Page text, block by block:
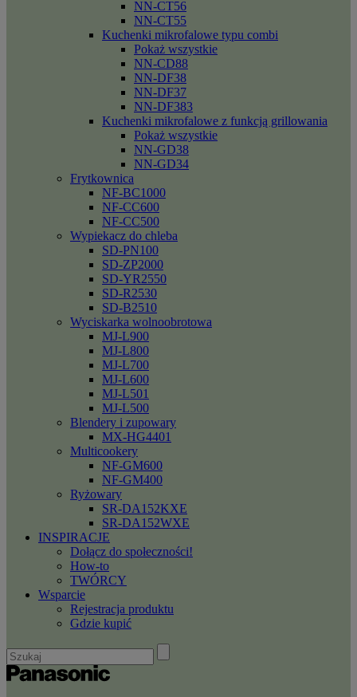
NN-CT56
NN-CT55
Kuchenki mikrofalowe typu combi
Pokaż wszystkie
NN-CD88
NN-DF38
NN-DF37
NN-DF383
Kuchenki mikrofalowe z funkcją grillowania
Pokaż wszystkie
NN-GD38
NN-GD34
Frytkownica
NF-BC1000
NF-CC600
NF-CC500
Wypiekacz do chleba
SD-PN100
SD-ZP2000
SD-YR2550
SD-R2530
SD-B2510
Wyciskarka wolnoobrotowa
MJ-L900
MJ-L800
MJ-L700
MJ-L600
MJ-L501
MJ-L500
Blendery i zupowary
MX-HG4401
Multicookery
NF-GM600
NF-GM400
Ryżowary
SR-DA152KXE
SR-DA152WXE
INSPIRACJE
Dołącz do społeczności!
How-to
TWÓRCY
Wsparcie
Rejestracja produktu
Gdzie kupić